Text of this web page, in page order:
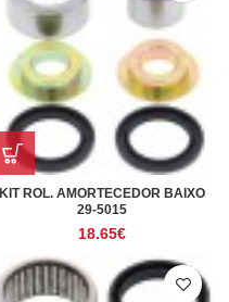
KIT ROL. AMORTECEDOR BAIXO
29-5015
18.65€